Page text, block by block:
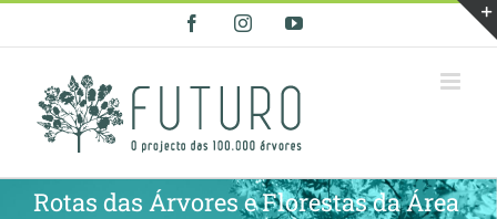
FacebookInstagramYouTube
Rotas das Árvores e Florestas da Área